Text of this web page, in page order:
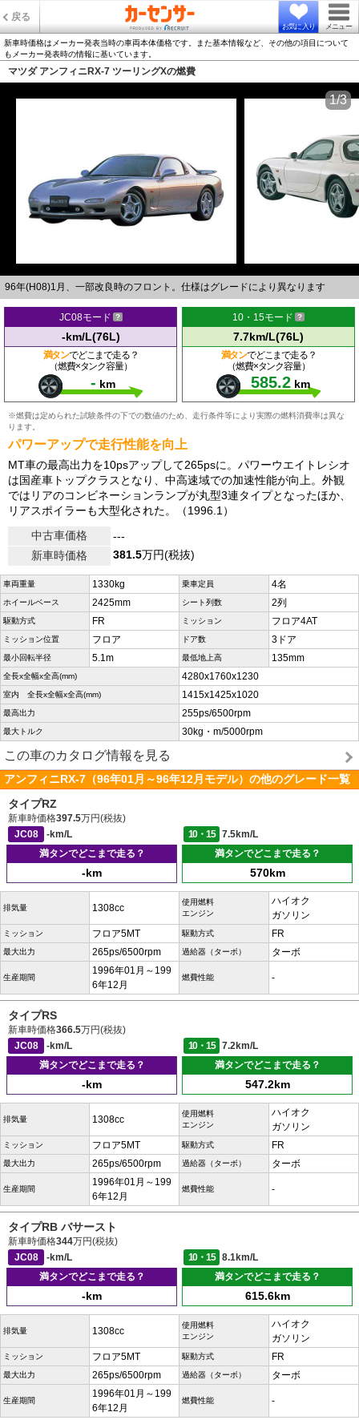
戻る
お気に入り メニュー
新車時価格はメーカー発表当時の車両本体価格です。また基本情報など、その他の項目について
もメーカー発表時の情報に基いています。
マツダ アンフィニRX-7 ツーリングXの燃費
96年(H08)1月、一部改良時のフロント。仕様はグレードにより異なります
1/3
JC08モード
-km/L(76L)
満タンでどこまで走る？
（燃費×タンク容量）
- km
10・15モード
7.7km/L(76L)
満タンでどこまで走る？
（燃費×タンク容量）
585.2 km
※燃費は定められた試験条件の下での数値のため、走行条件等により実際の燃料消費率は異な
ります。
パワーアップで走行性能を向上
MT車の最高出力を10psアップして265psに。パワーウエイトレシオ
は国産車トップクラスとなり、中高速域での加速性能が向上。外観
ではリアのコンビネーションランプが丸型3連タイプとなったほか、
リアスポイラーも大型化された。（1996.1）
中古車価格
---
新車時価格
381.5万円(税抜)
車両重量 1330kg 乗車定員 4名
ホイールベース 2425mm シート列数 2列
駆動方式 FR ミッション フロア4AT
ミッション位置 フロア ドア数 3ドア
最小回転半径 5.1m 最低地上高 135mm
全長x全幅x全高(mm) 4280x1760x1230
室内 全長x全幅x全高(mm) 1415x1425x1020
最高出力 255ps/6500rpm
最大トルク 30kg・m/5000rpm
この車のカタログ情報を見る
アンフィニRX-7（96年01月～96年12月モデル）の他のグレード一覧
タイプRZ
新車時価格397.5万円(税抜)
JC08
-km/L 10・15
7.5km/L
満タンでどこまで走る？
-km
満タンでどこまで走る？
570km
排気量 1308cc
使用燃料
エンジン
ハイオク
ガソリン
ミッション フロア5MT 駆動方式 FR
最大出力 265ps/6500rpm 過給器（ターボ） ターボ
生産期間
1996年01月～199
6年12月
燃費性能 -
タイプRS
新車時価格366.5万円(税抜)
JC08
-km/L 10・15
7.2km/L
満タンでどこまで走る？
-km
満タンでどこまで走る？
547.2km
排気量 1308cc
使用燃料
エンジン
ハイオク
ガソリン
ミッション フロア5MT 駆動方式 FR
最大出力 265ps/6500rpm 過給器（ターボ） ターボ
生産期間
1996年01月～199
6年12月
燃費性能 -
タイプRB バサースト
新車時価格344万円(税抜)
JC08
-km/L 10・15
8.1km/L
満タンでどこまで走る？
-km
満タンでどこまで走る？
615.6km
排気量 1308cc
使用燃料
エンジン
ハイオク
ガソリン
ミッション フロア5MT 駆動方式 FR
最大出力 265ps/6500rpm 過給器（ターボ） ターボ
生産期間
1996年01月～199
6年12月
燃費性能 -